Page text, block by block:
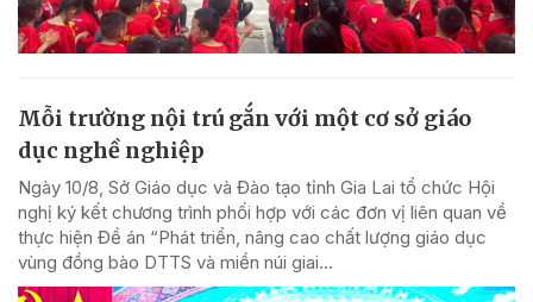
Mỗi trường nội trú gắn với một cơ sở giáo
dục nghề nghiệp
Ngày 10/8, Sở Giáo dục và Đào tạo tỉnh Gia Lai tổ chức Hội
nghị ký kết chương trình phối hợp với các đơn vị liên quan về
thực hiện Đề án “Phát triển, nâng cao chất lượng giáo dục
vùng đồng bào DTTS và miền núi giai...